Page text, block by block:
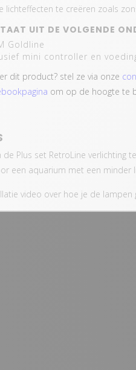
lichteffecten te creëren zoals
UIT DE VOLGENDE
Goldline
mini controller en
dit product? stel ze via onze
om op de hoogte te
Plus set RetroLine verlichting
een aquarium met een minder
video over hoe je de lampen